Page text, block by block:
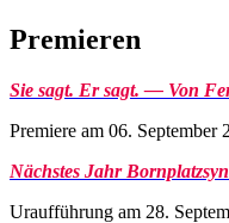
Premieren
Sie sagt. Er sagt. — Von
Premiere am 06.
Nächstes Jahr
Uraufführung am 28.